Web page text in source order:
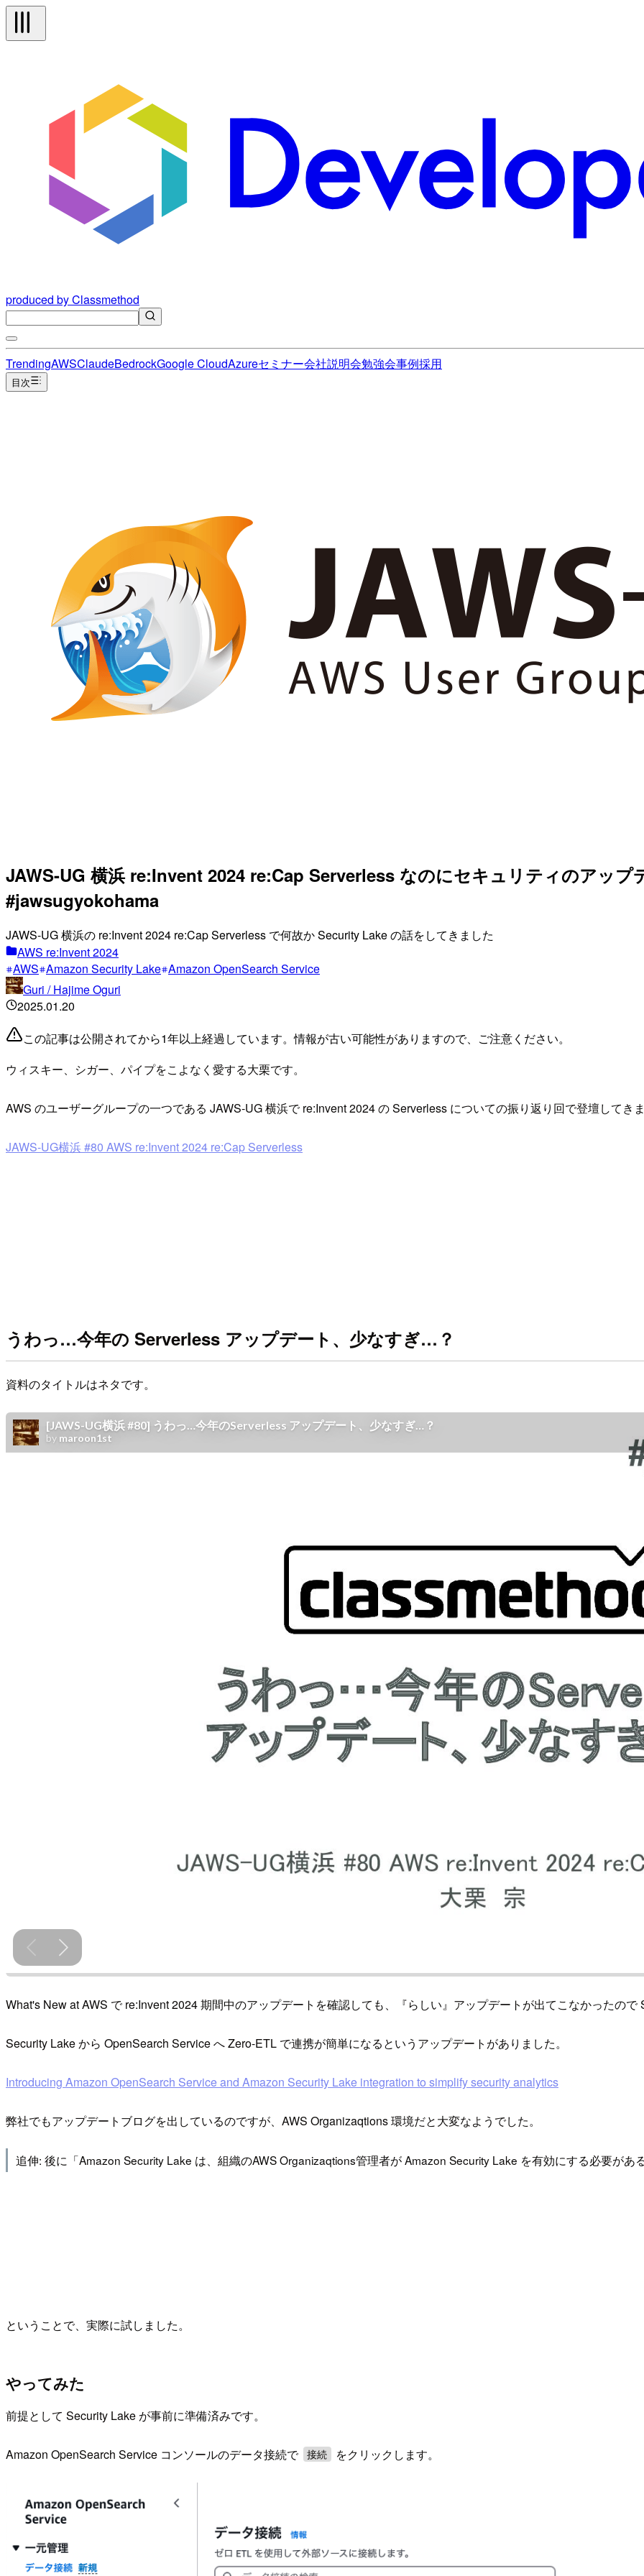
produced by Classmethod
TrendingAWSClaudeBedrockGoogle CloudAzureセミナー会社説明会勉強会事例採用
目次
JAWS-UG 横浜 re:Invent 2024 re:Cap Serverless なのにセキュリティのアッ
#jawsugyokohama
JAWS-UG 横浜の re:Invent 2024 re:Cap Serverless で何故か Security Lake の話をしてきました
AWS re:Invent 2024
AWS Amazon Security Lake Amazon OpenSearch Service
Guri / Hajime Oguri
2025.01.20
この記事は公開されてから1年以上経過しています。情報が古い可能性がありますので、ご注意ください。
ウィスキー、シガー、パイプをこよなく愛する大栗です。
AWS のユーザーグループの一つである JAWS-UG 横浜で re:Invent 2024 の Serverless についての振り返り回で登壇してきま
JAWS-UG横浜 #80 AWS re:Invent 2024 re:Cap Serverless
うわっ…今年の Serverless アップデート、少なすぎ…？
資料のタイトルはネタです。
What's New at AWS で re:Invent 2024 期間中のアップデートを確認しても、『らしい』アップデートが出てこなかったので
Security Lake から OpenSearch Service へ Zero-ETL で連携が簡単になるというアップデートがありました。
Introducing Amazon OpenSearch Service and Amazon Security Lake integration to simplify security analytics
弊社でもアップデートブログを出しているのですが、AWS Organizaqtions 環境だと大変なようでした。
追伸: 後に「Amazon Security Lake は、組織のAWS Organizaqtions管理者が Amazon Security Lake を有効にする必要があ
ということで、実際に試しました。
やってみた
前提として Security Lake が事前に準備済みです。
Amazon OpenSearch Service コンソールのデータ接続で 接続 をクリックします。